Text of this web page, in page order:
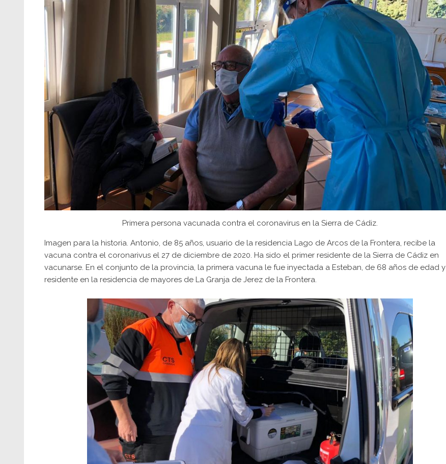
Primera persona vacunada contra el coronavirus en la Sierra de Cádiz.
Imagen para la historia. Antonio, de 85 años, usuario de la residencia Lago de Arcos de la Frontera, recibe la
vacuna contra el coronarivus el 27 de diciembre de 2020. Ha sido el primer residente de la Sierra de Cádiz en
vacunarse. En el conjunto de la provincia, la primera vacuna le fue inyectada a Esteban, de 68 años de edad y
residente en la residencia de mayores de La Granja de Jerez de la Frontera.